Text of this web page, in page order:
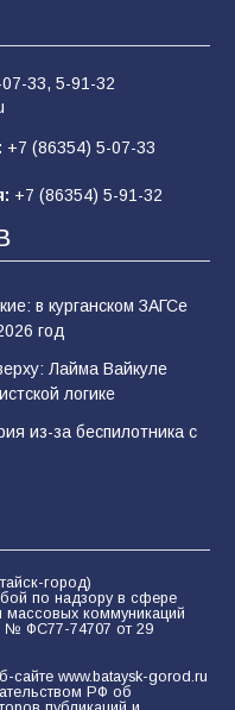
это
почему
— это
33, 5-91-32
+7 (86354) 5-07-33
+7 (86354) 5-91-32
в курганском ЗАГСе
год
Лайма Вайкуле
логике
из-за беспилотника с
город)
по надзору в сфере
массовых коммуникаций
№ ФС77-74707 от 29
www.bataysk-gorod.ru
РФ об